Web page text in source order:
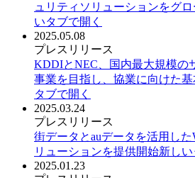
ュリティソリューションをグ
いタブで開く
2025.05.08
プレスリリース
KDDIとNEC、国内最大規模の
事業を目指し、協業に向けた
タブで開く
2025.03.24
プレスリリース
街データとauデータを活用した
リューションを提供開始新しい
2025.01.23